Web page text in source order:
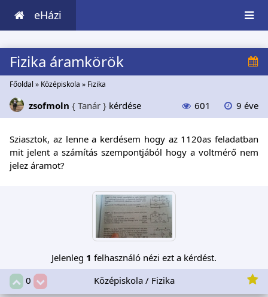
eHázi
Fizika áramkörök
Főoldal » Középiskola » Fizika
zsofmoln { Tanár } kérdése 601 9 éve
Sziasztok, az lenne a kerdésem hogy az 1120as feladatban
mit jelent a számítás szempontjából hogy a voltmérő nem
jelez áramot?
Jelenleg 1 felhasználó nézi ezt a kérdést.
0
Középiskola / Fizika